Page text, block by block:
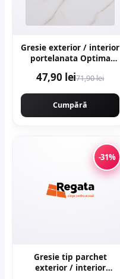
Gresie exterior / interior
portelanata Optima
lucioasa rectificata tip
47,90 lei71,90 lei
Cumpără
-31%
Gresie tip parchet
exterior / interior